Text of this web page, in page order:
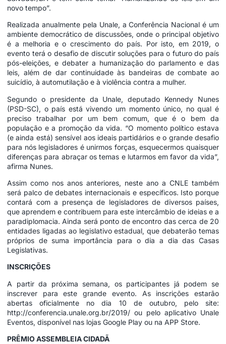
novo tempo”.
Realizada anualmente pela Unale, a Conferência Nacional é um
ambiente democrático de discussões, onde o principal objetivo
é a melhoria e o crescimento do país. Por isto, em 2019, o
evento terá o desafio de discutir soluções para o futuro do país
pós-eleições, e debater a humanização do parlamento e das
leis, além de dar continuidade às bandeiras de combate ao
suicídio, à automutilação e à violência contra a mulher.
Segundo o presidente da Unale, deputado Kennedy Nunes
(PSD-SC), o país está vivendo um momento único, no qual é
preciso trabalhar por um bem comum, que é o bem da
população e a promoção da vida. “O momento político estava
(e ainda está) sensível aos ideais partidários e o grande desafio
para nós legisladores é unirmos forças, esquecermos quaisquer
diferenças para abraçar os temas e lutarmos em favor da vida”,
afirma Nunes.
Assim como nos anos anteriores, neste ano a CNLE também
será palco de debates internacionais e específicos. Isto porque
contará com a presença de legisladores de diversos países,
que aprendem e contribuem para este intercâmbio de ideias e a
paradiplomacia. Ainda será ponto de encontro das cerca de 20
entidades ligadas ao legislativo estadual, que debaterão temas
próprios de suma importância para o dia a dia das Casas
Legislativas.
INSCRIÇÕES
A partir da próxima semana, os participantes já podem se
inscrever para este grande evento. As inscrições estarão
abertas oficialmente no dia 10 de outubro, pelo site:
http://conferencia.unale.org.br/2019/ ou pelo aplicativo Unale
Eventos, disponível nas lojas Google Play ou na APP Store.
PRÊMIO ASSEMBLEIA CIDADÃ